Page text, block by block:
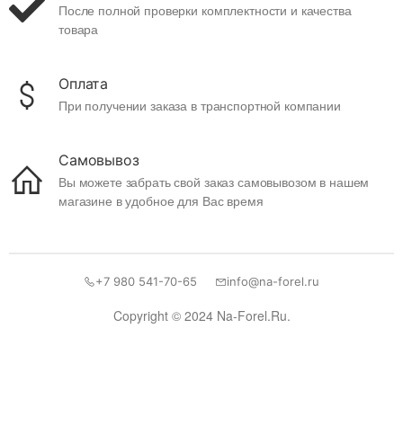
После полной проверки комплектности и качества
товара
Оплата
При получении заказа в транспортной компании
Самовывоз
Вы можете забрать свой заказ самовывозом в нашем
магазине в удобное для Вас время
Copyright © 2024 Na-Forel.Ru.
+7 980 541-70-65 info@na-forel.ru